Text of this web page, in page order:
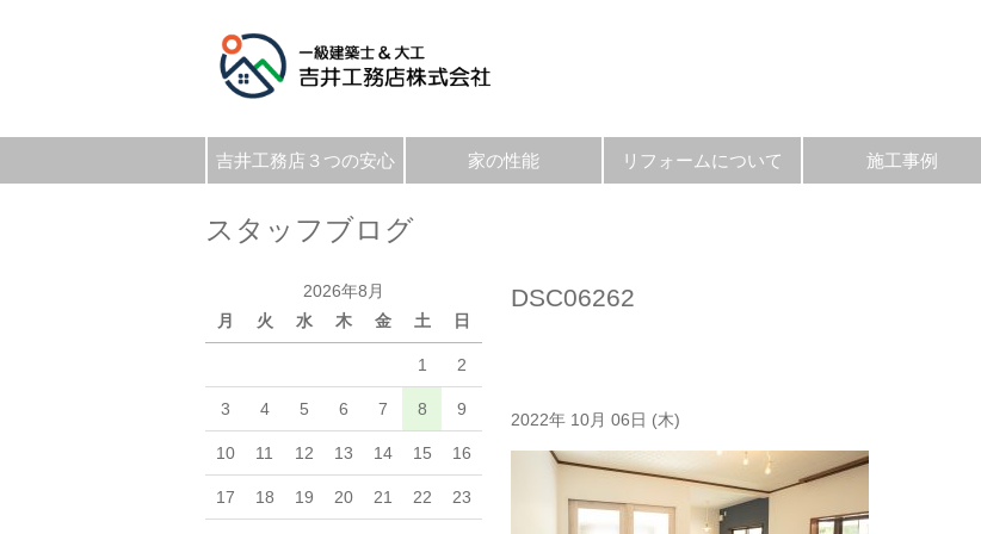
吉井工務店３つの安心 家の性能 リフォームについて 施工事例
スタッフブログ
2026年8月
月
火 水 木 金 土 日
1 2
3 4 5 6 7 8 9
10 11 12 13 14 15 16
17 18 19 20 21 22 23
DSC06262
2022年 10月 06日 (木)